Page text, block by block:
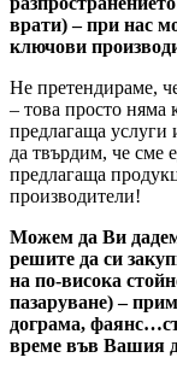
врати) – при нас
ключови
Не претендираме,
– това просто няма
предлагаща
да твърдим, че сме
предлагаща
производители!
Можем да Ви дадем
решите да си
на по-висока
пазаруване) –
дограма,
време във Вашия